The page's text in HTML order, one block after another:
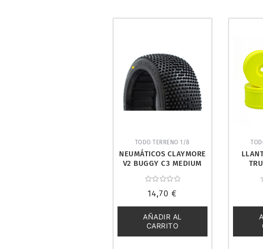
TODO TERRENO 1/8
NEUMÁTICOS CLAYMORE
V2 BUGGY C3 MEDIUM
PCT2002-C3
con
de
5
14,70€
AÑADIR AL
CARRITO